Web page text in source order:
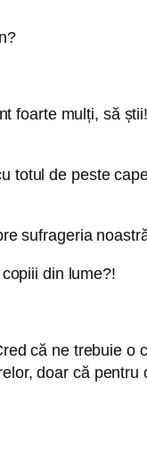
foarte mulți, să
totul de peste
sufrageria
din lume?!
că ne trebuie
doar că pentru